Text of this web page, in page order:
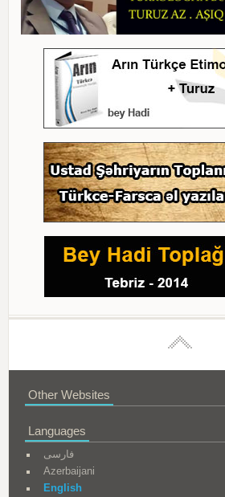
Other Websites
Languages
فارسی
Azerbaijani
English